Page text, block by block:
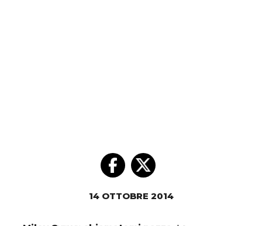
14 OTTOBRE 2014